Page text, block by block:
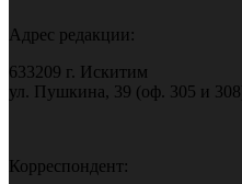
Адрес редакции:
633209 г. Искитим
ул. Пушкина, 39 (оф. 305 и
Корреспондент: